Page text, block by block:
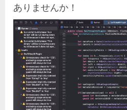
ありませんか！